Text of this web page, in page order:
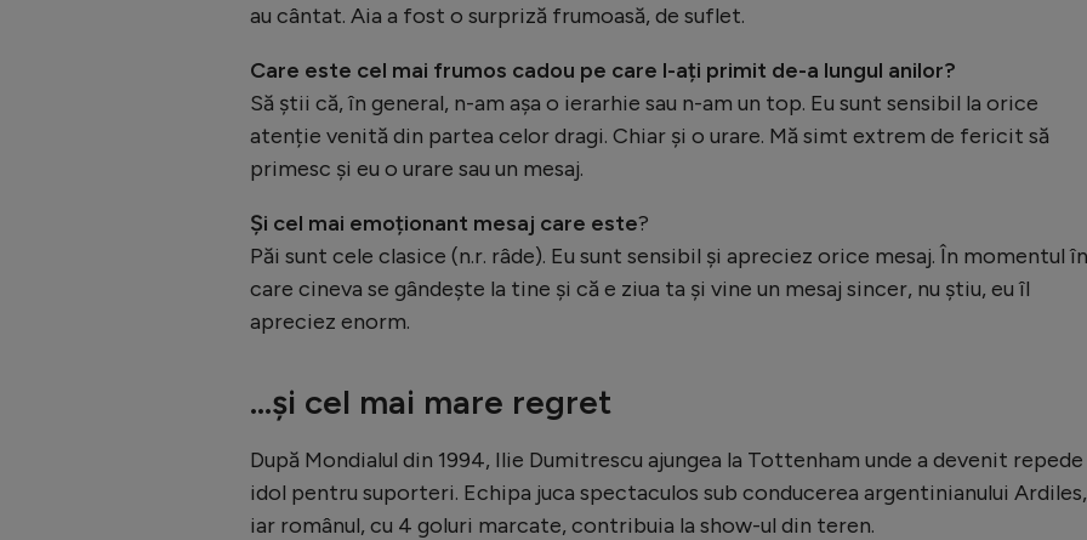
au cântat. Aia a fost o surpriză frumoasă, de suflet.
Care este cel mai frumos cadou pe care l-ați primit de-a lungul anilor?
Să știi că, în general, n-am așa o ierarhie sau n-am un top. Eu sunt sensibil la orice
atenție venită din partea celor dragi. Chiar și o urare. Mă simt extrem de fericit să
primesc și eu o urare sau un mesaj.
Și cel mai emoționant mesaj care este?
Păi sunt cele clasice (n.r. râde). Eu sunt sensibil și apreciez orice mesaj. În momentul în
care cineva se gândește la tine și că e ziua ta și vine un mesaj sincer, nu știu, eu îl
apreciez enorm.
...și cel mai mare regret
După Mondialul din 1994, Ilie Dumitrescu ajungea la Tottenham unde a devenit repede
idol pentru suporteri. Echipa juca spectaculos sub conducerea argentinianului Ardiles,
iar românul, cu 4 goluri marcate, contribuia la show-ul din teren.